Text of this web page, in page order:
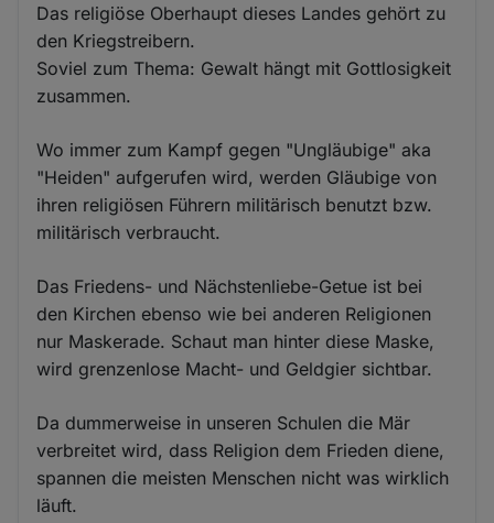
Das religiöse Oberhaupt dieses Landes gehört zu
den Kriegstreibern.
Soviel zum Thema: Gewalt hängt mit Gottlosigkeit
zusammen.
Wo immer zum Kampf gegen "Ungläubige" aka
"Heiden" aufgerufen wird, werden Gläubige von
ihren religiösen Führern militärisch benutzt bzw.
militärisch verbraucht.
Das Friedens- und Nächstenliebe-Getue ist bei
den Kirchen ebenso wie bei anderen Religionen
nur Maskerade. Schaut man hinter diese Maske,
wird grenzenlose Macht- und Geldgier sichtbar.
Da dummerweise in unseren Schulen die Mär
verbreitet wird, dass Religion dem Frieden diene,
spannen die meisten Menschen nicht was wirklich
läuft.